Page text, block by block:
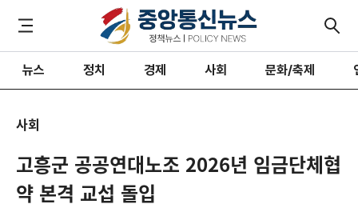
뉴스 정치 경제 사회 문화/축제
사회
고흥군 공공연대노조 2026년 임금단체협
약 본격 교섭 돌입